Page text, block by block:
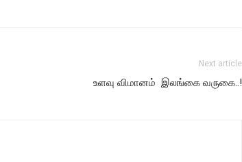
Next article
உளவு விமானம் இலங்கை வருகை..!